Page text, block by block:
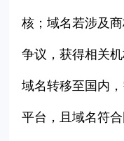
核；域名若涉及
争议，获得相关
域名转移至国内
平台，且域名符